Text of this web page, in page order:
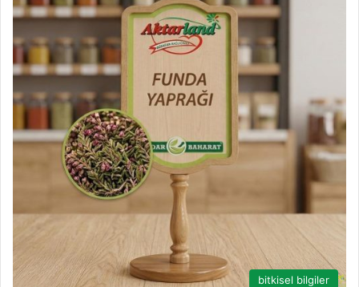
bitkisel bilgiler